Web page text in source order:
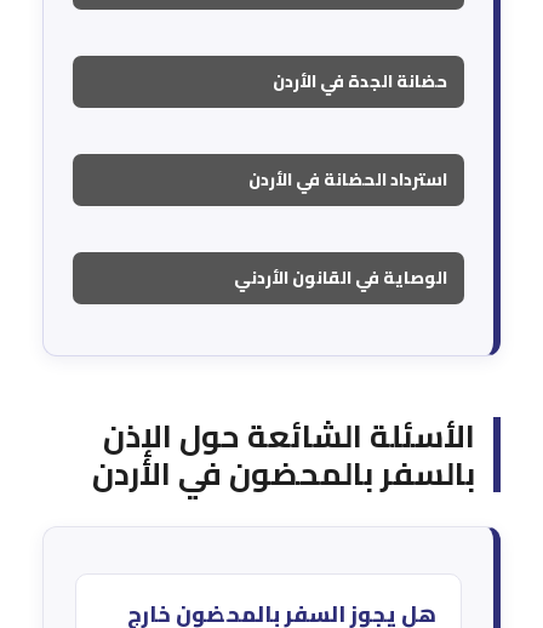
حضانة الجدة في الأردن
استرداد الحضانة في الأردن
الوصاية في القانون الأردني
الأسئلة الشائعة حول الإذن
بالسفر بالمحضون في الأردن
هل يجوز السفر بالمحضون خارج